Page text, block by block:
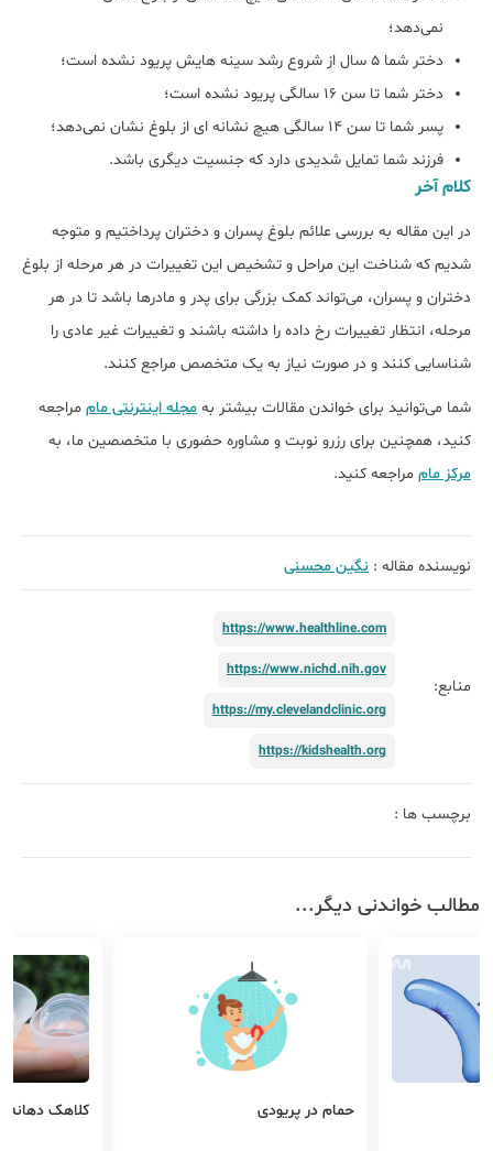
نمی‌دهد؛
دختر شما 5 سال از شروع رشد سینه هایش پریود نشده است؛
دختر شما تا سن 16 سالگی پریود نشده است؛
پسر شما تا سن 14 سالگی هیچ نشانه ای از بلوغ نشان نمی‌دهد؛
فرزند شما تمایل شدیدی دارد که جنسیت دیگری باشد.
کلام آخر
در این مقاله به بررسی علائم بلوغ پسران و دختران پرداختیم و متوجه
شدیم که شناخت این مراحل و تشخیص این تغییرات در هر مرحله از بلوغ
دختران و پسران، می‌تواند کمک بزرگی برای پدر و مادر‌ها باشد تا در هر
مرحله، انتظار تغییرات رخ داده را داشته باشند و تغییرات غیر عادی را
شناسایی کنند و در صورت نیاز به یک متخصص مراجع کنند.
شما می‌توانید برای خواندن مقالات بیشتر به مجله اینترنتی مام مراجعه
کنید، همچنین برای رزرو نوبت و مشاوره حضوری با متخصصین ما، به
مرکز مام مراجعه کنید.
نویسنده مقاله : نگین محسنی
منابع:
https://www.healthline.com
https://www.nichd.nih.gov
https://my.clevelandclinic.org
https://kidshealth.org
برچسب ها :
مطالب خواندنی دیگر...
حمام در پریودی کلاهک دهانه